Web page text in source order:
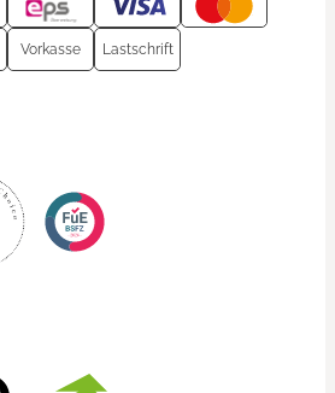
Vorkasse Lastschrift